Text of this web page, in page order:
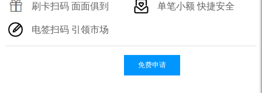
刷卡扫码 面面俱到 单笔小额 快捷安全
电签扫码 引领市场
免费申请